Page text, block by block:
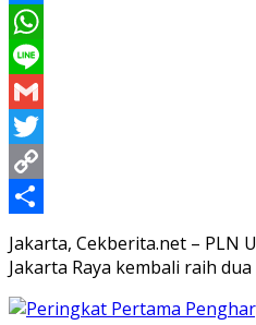
Messenger
WhatsApp
Line
Gmail
Twitter
Copy
Link
Share
Jakarta, Cekberita.net – PLN
Jakarta Raya kembali raih